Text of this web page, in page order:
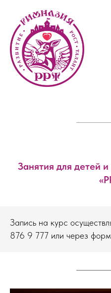
Занятия для детей
Запись на курс
876 9 777 или через